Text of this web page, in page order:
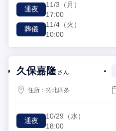
通夜
11/3 （月）
17:00
葬儀
11/4 （火）
10:00
久保嘉隆 さん
住所：拓北四条
通夜
10/29 （水）
18:00